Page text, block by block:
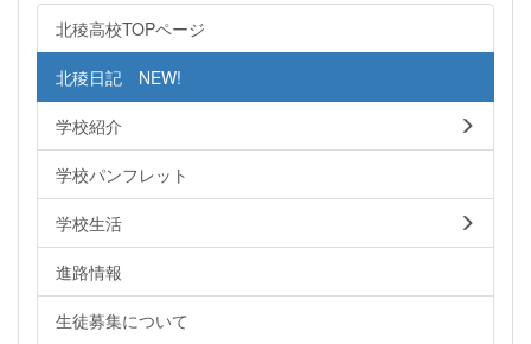
北稜高校TOPページ
北稜日記 NEW!
学校紹介
学校パンフレット
学校生活
進路情報
生徒募集について